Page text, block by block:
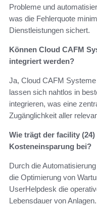
Probleme und
was die Fehlerquote
Dienstleistungen sichert.
Können Cloud CAFM
integriert werden?
Ja, Cloud CAFM
lassen sich nahtlos in
integrieren, was eine
Zugänglichkeit aller
Wie trägt der facility
Kosteneinsparung bei?
Durch die
die Optimierung von
UserHelpdesk die
Lebensdauer von Anlagen.